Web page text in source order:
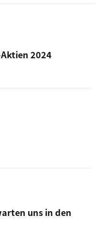
2024
uns in den